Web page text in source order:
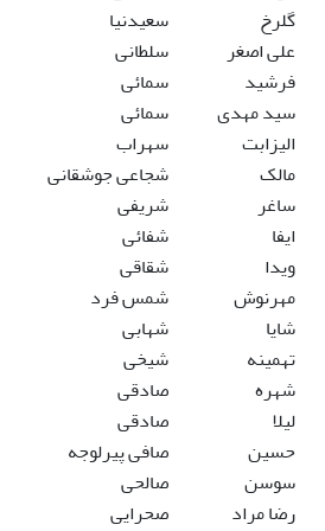
گلرخ
سعیدنیا
علی اصغر
سلطانی
فرشید
سمائی
سید مهدی
سمائی
الیزابت
سهراب
مالک
شجاعی جوشقانی
ساغر
شریفی
ایفا
شفائی
ویدا
شقاقی
مهرنوش
شمس فرد
شایا
شهابی
تهمینه
شیخی
شهره
صادقی
لیلا
صادقی
حسین
صافی پیرلوجه
سوسن
صالحی
رضا مراد
صحرایی